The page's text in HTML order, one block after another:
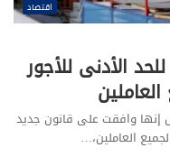
اقتصاد
الأدنى للأجور
إنها وافقت على قانون جديد
العاملين،…